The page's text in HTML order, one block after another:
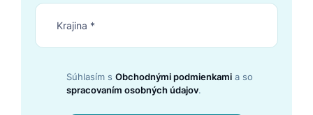
Súhlasím s Obchodnými podmienkami a so
spracovaním osobných údajov.